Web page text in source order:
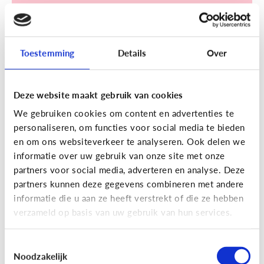
Toestemming Details Over
Deze website maakt gebruik van cookies
We gebruiken cookies om content en advertenties te
personaliseren, om functies voor social media te bieden
en om ons websiteverkeer te analyseren. Ook delen we
informatie over uw gebruik van onze site met onze
partners voor social media, adverteren en analyse. Deze
partners kunnen deze gegevens combineren met andere
informatie die u aan ze heeft verstrekt of die ze hebben
verzameld op basis van uw gebruik van hun services.
Noodzakelijk
Ontdek de checklist!
Sociale media
Influencers, de grote helden van
mijn kind! Maar waarom toch?